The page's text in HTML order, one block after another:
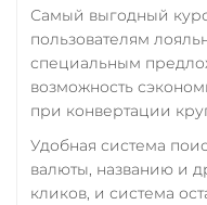
USD Coin (USDC)
ERC20 BEP20
AVAX
SOL
Polygon
CRONOS
ARB
OP
STELLAR
BASE
RONIN
NEAR
Utopia USD
Самый выгодный
пользователям
специальным
возможность
при конвертации
Удобная система
валюты, названию и
кликов, и система